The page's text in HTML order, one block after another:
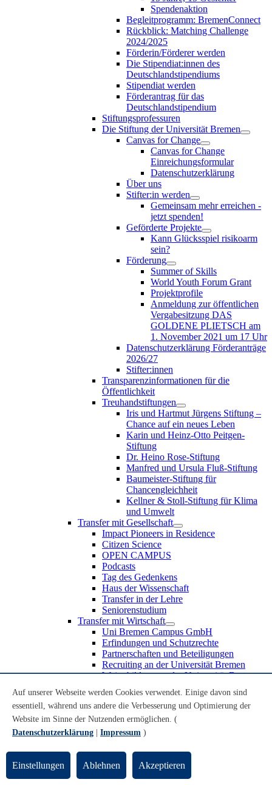
Spendenaktion
Begleitprogramm: BremenConnect
Rückblick: Matching Challenge
2024/2025
Förderin/Förderer werden
Die Stipendiat:innen des
Deutschlandstipendiums
Stipendiat werden
Förderantrag für das
Deutschlandstipendium
Stiftungsprofessuren
Die Stiftung der Universität Bremen
Canvas for Change
Canvas for Change
Einreichungsformular
Datenschutzerklärung
Über uns
Stifter:in werden
Gemeinsam mehr erreichen -
jetzt spenden!
Geförderte Projekte
Kann Glücksspiel risikoarm
sein?
Förderung
Summer of Skills
World Youth Forum Grant
Projektprofile
Anmeldung zur öffentlichen
Vergabesitzung DAS
GOLDENE PLIETSCH am
1. November 2021 um 17 Uhr
Datenschutzerklärung Förderanträge
2026/27
Stifter:innen
Transparenzinformationen für die
Öffentlichkeit
Treuhandstiftungen
Iris und Hartmut Jürgens Stiftung –
Chance auf ein neues Leben
Karin und Heinz-Otto Peitgen-
Stiftung
Dr. Heino Rose-Stiftung
Manfred und Ursula Fluß-Stiftung
Baumeister-Stiftung für
Chancengleichheit
Kellner & Stoll-Stiftung für Klima
und Umwelt
Transfer mit Gesellschaft
Impact Pioneers in Residence
Citizen Science
OPEN CAMPUS
Podcasts
Tag des Gedenkens
Haus der Wissenschaft
Transfer in der Lehre
Seniorenstudium
Transfer mit Wirtschaft
Uni Bremen Campus GmbH
Erfindungen und Schutzrechte
Partnerschaften und Beteiligungen
Recruiting an der Universität Bremen
Weiterbildung an der Universität Bremen
Schülerinnen und Schüler
MINT-Schnupperstudium
Schulklassen
Lehrkräfte
UniTransfer - Servicestelle für Transferaktivitäten
Transfermagazin der Universität Bremen
Auf unserer Webseite werden Cookies verwendet. Einige davon sind
essentiell, während uns andere die Verbesserung und Optimierung der
Website im Sinne der Nutzenden ermöglichen. (
Datenschutzerklärung
Impressum )
Einstellungen Ablehnen Akzeptieren